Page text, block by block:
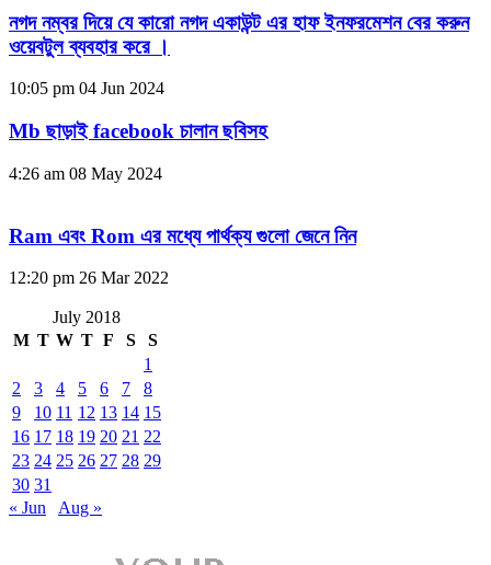
নগদ নম্বর দিয়ে যে কারো নগদ একাউন্ট এর হাফ ইনফরমেশন বের করুন
ওয়েবটুল ব্যবহার করে ।
10:05 pm 04 Jun 2024
Mb ছাড়াই facebook চালান ছবিসহ
4:26 am 08 May 2024
Ram এবং Rom এর মধ্যে পার্থক্য গুলো জেনে নিন
12:20 pm 26 Mar 2022
July 2018
M T W T F S
S
1
2
3 4 5 6 7
8
9
10 11 12 13 14 15
16 17 18 19 20 21 22
23 24 25 26 27 28 29
30 31
« Jun
Aug »